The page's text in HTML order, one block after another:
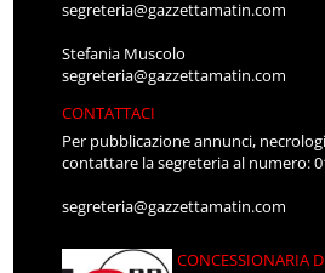
segreteria@gazzettamatin.com
Stefania Muscolo
segreteria@gazzettamatin.com
CONTATTACI
Per pubblicazione annunci,
contattare la segreteria al numero:
segreteria@gazzettamatin.com
CONCESSIONARIA